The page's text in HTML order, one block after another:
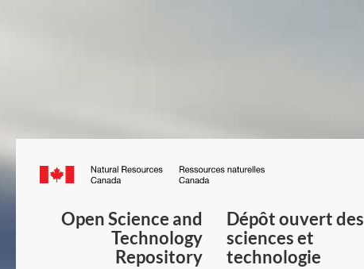
Canada.ca
du
Canada
Open Science and
Technology
Repository
Dépôt ouvert des
sciences et
technologie